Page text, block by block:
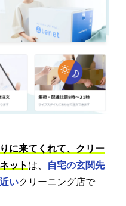
に来てくれて、クリー
ット は、
自宅の玄関先
近いクリーニング店で